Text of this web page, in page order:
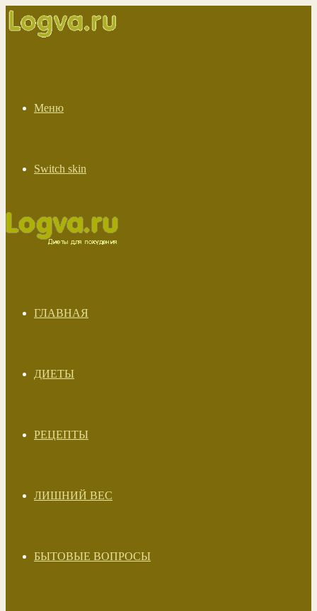
Меню
Switch skin
ГЛАВНАЯ
ДИЕТЫ
РЕЦЕПТЫ
ЛИШНИЙ ВЕС
БЫТОВЫЕ ВОПРОСЫ